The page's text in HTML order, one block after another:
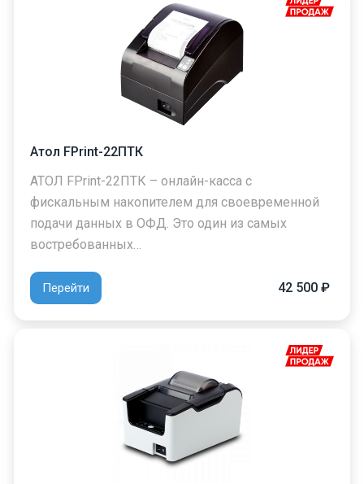
Атол FPrint-22ПТК
АТОЛ FPrint-22ПТК – онлайн-касса с
фискальным накопителем для своевременной
подачи данных в ОФД. Это один из самых
востребованных…
Перейти 42 500 ₽